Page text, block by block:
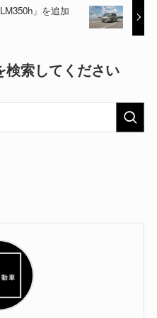
」を追加
検索してください